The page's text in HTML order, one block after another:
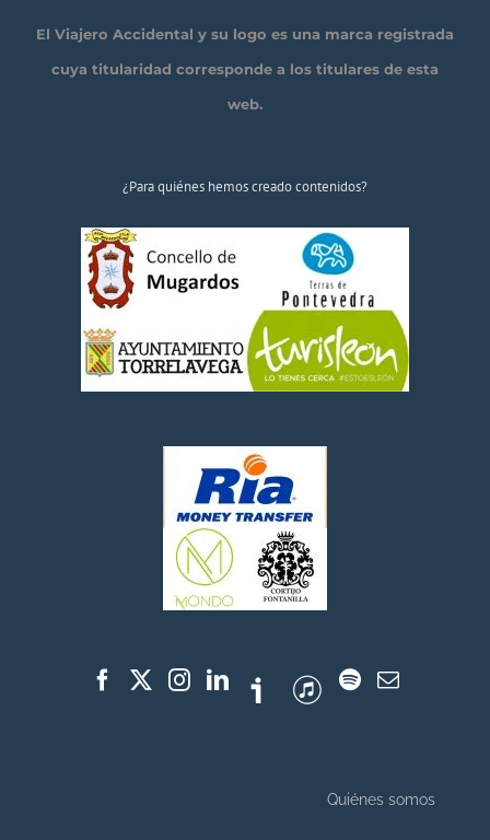
El Viajero Accidental y su logo es una marca registrada
cuya titularidad corresponde a los titulares de esta
web.
¿Para quiénes hemos creado contenidos?
Quiénes somos